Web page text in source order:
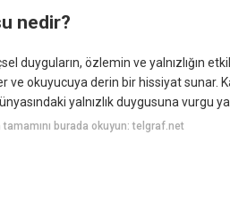
nedir?
duyguların, özlemin ve yalnızlığın
ve okuyucuya derin bir hissiyat sunar.
yalnızlık duygusuna vurgu
tamamını burada okuyun: telgraf.net